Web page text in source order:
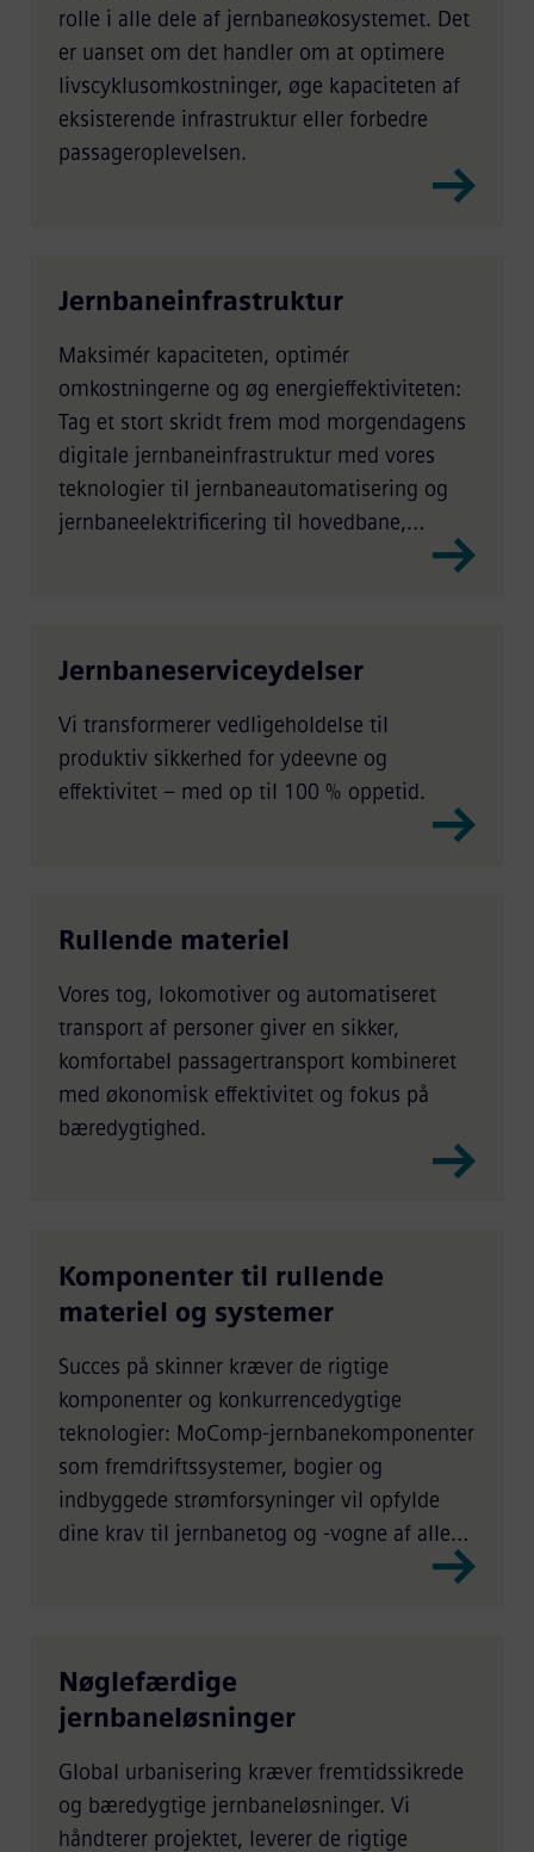
rolle i alle dele af jernbaneøkosystemet. Det
er uanset om det handler om at optimere
livscyklusomkostninger, øge kapaciteten af
eksisterende infrastruktur eller forbedre
passageroplevelsen.
Jernbaneinfrastruktur
Maksimér kapaciteten, optimér
omkostningerne og øg energieffektiviteten:
Tag et stort skridt frem mod morgendagens
digitale jernbaneinfrastruktur med vores
teknologier til jernbaneautomatisering og
jernbaneelektrificering til hovedbane,
Jernbaneserviceydelser
Vi transformerer vedligeholdelse til
produktiv sikkerhed for ydeevne og
effektivitet – med op til 100 % oppetid.
Rullende materiel
Vores tog, lokomotiver og automatiseret
transport af personer giver en sikker,
komfortabel passagertransport kombineret
med økonomisk effektivitet og fokus på
bæredygtighed.
Komponenter til rullende
materiel og systemer
Succes på skinner kræver de rigtige
komponenter og konkurrencedygtige
teknologier: MoComp-jernbanekomponenter
som fremdriftssystemer, bogier og
indbyggede strømforsyninger vil opfylde
dine krav til jernbanetog og -vogne af alle
Nøglefærdige
jernbaneløsninger
Global urbanisering kræver fremtidssikrede
og bæredygtige jernbaneløsninger. Vi
håndterer projektet, leverer de rigtige